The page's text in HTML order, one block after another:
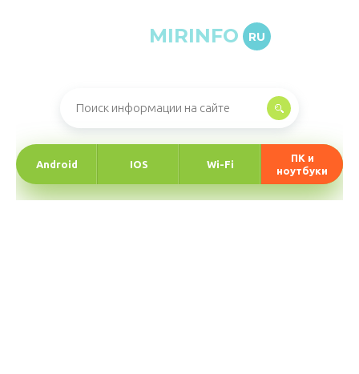
MIRINFO RU
Android IOS Wi-Fi
ПК и
ноутбуки